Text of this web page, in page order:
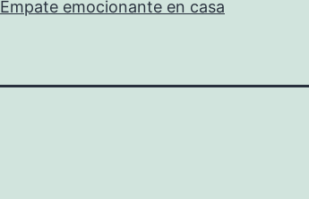
Empate emocionante en casa